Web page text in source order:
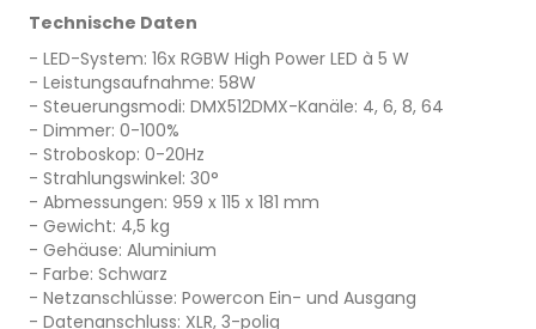
Technische Daten
- LED-System: 16x RGBW High Power LED à 5 W
- Leistungsaufnahme: 58W
- Steuerungsmodi: DMX512DMX-Kanäle: 4, 6, 8, 64
- Dimmer: 0-100%
- Stroboskop: 0-20Hz
- Strahlungswinkel: 30°
- Abmessungen: 959 x 115 x 181 mm
- Gewicht: 4,5 kg
- Gehäuse: Aluminium
- Farbe: Schwarz
- Netzanschlüsse: Powercon Ein- und Ausgang
- Datenanschluss: XLR, 3-polig